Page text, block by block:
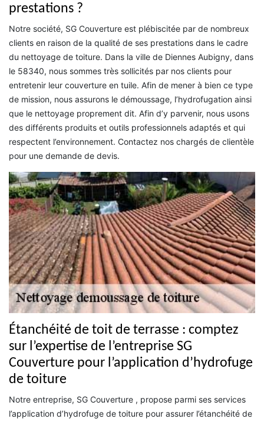
prestations ?
Notre société, SG Couverture est plébiscitée par de nombreux
clients en raison de la qualité de ses prestations dans le cadre
du nettoyage de toiture. Dans la ville de Diennes Aubigny, dans
le 58340, nous sommes très sollicités par nos clients pour
entretenir leur couverture en tuile. Afin de mener à bien ce type
de mission, nous assurons le démoussage, l’hydrofugation ainsi
que le nettoyage proprement dit. Afin d’y parvenir, nous usons
des différents produits et outils professionnels adaptés et qui
respectent l’environnement. Contactez nos chargés de clientèle
pour une demande de devis.
Étanchéité de toit de terrasse : comptez
sur l’expertise de l’entreprise SG
Couverture pour l’application d’hydrofuge
de toiture
Notre entreprise, SG Couverture , propose parmi ses services
l’application d’hydrofuge de toiture pour assurer l’étanchéité de